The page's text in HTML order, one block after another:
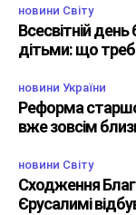
новини Світу
Всесвітній
дітьми: що
новини України
Реформа
вже зовсім
новини Світу
Сходження
Єрусалимі